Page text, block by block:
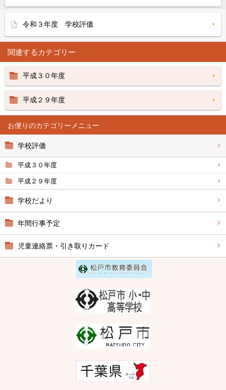
お便り
学校評価
平成３０年度
平成２９年度
学校だより
年間行事予定
児童連絡票・引き取りカード
令和３年度 学校評価
関連するカテゴリー
平成３０年度
平成２９年度